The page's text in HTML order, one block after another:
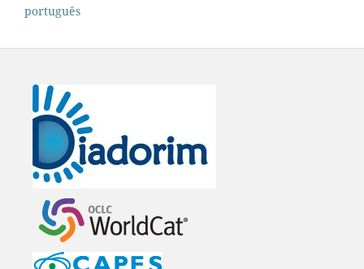
português